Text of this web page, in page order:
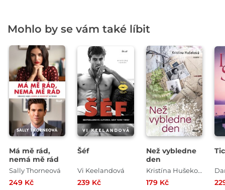
Mohlo by se vám také líbit
Má mě rád,
nemá mě rád
Sally Thorneová
249 Kč
Šéf
Vi Keelandová
239 Kč
Než vybledne
den
Kristína Hušeková
179 Kč